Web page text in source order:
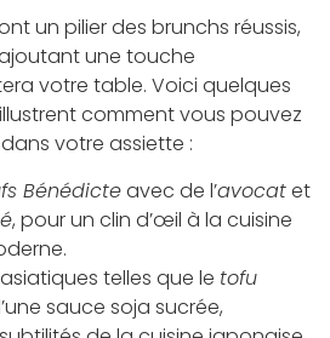
un pilier des brunchs réussis,
une touche
votre table. Voici quelques
comment vous pouvez
votre assiette :
Bénédicteavec de l’avocatet
, pour un clin d’œil à la cuisine
telles que le tofu
sauce soja sucrée,